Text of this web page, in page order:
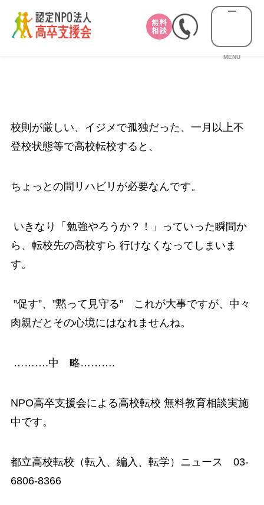
無料
相談
MENU
校則が厳しい、イジメで孤独だった、一月以上不
登校状態等で高校転校すると、
ちょっとの間リハビリが必要なんです。
いきなり「勉強やろうか？！」っていった瞬間か
ら、転校先の高校すら 行けなくなってしまいま
す。
”促す”、”黙って見守る” これが大事ですが、中々
肉親だとその心境にはなれませんね。
……….中 略……….
NPO高卒支援会による高校転校 無料教育相談実施
中です。
都立高校転校（転入、編入、転学）ニュース 03-
6806-8366